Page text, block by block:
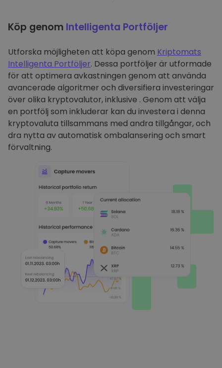
Köp genom Intelligenta Portföljer
Utforska möjligheten att köpa genom Kriptomats
Intelligenta Portföljer. Dessa portföljer är utformade
för att optimera avkastningen genom att använda
avancerade algoritmer och diversifiera investeringar
över olika kryptovalutor, inklusive . Genom att välja
en portfölj som inkluderar kan du investera i denna
kryptovaluta tillsammans med andra tillgångar, och
dra nytta av automatisk ombalansering och smart
förvaltning.